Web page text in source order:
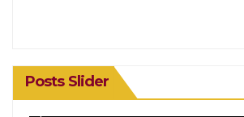
Posts Slider